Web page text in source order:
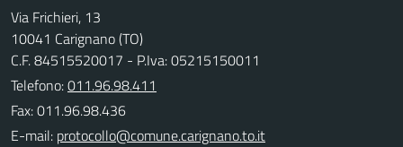
Via Frichieri, 13
10041 Carignano (TO)
C.F. 84515520017 - P.Iva: 05215150011
Telefono:011.96.98.411
Fax: 011.96.98.436
E-mail: